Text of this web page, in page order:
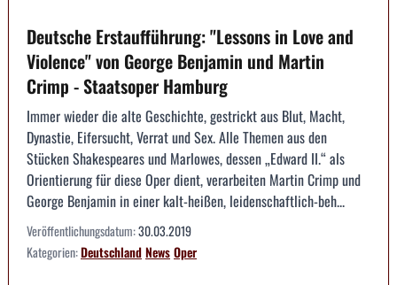
Deutsche Erstaufführung: "Lessons in Love and
Violence" von George Benjamin und Martin
Crimp - Staatsoper Hamburg
Immer wieder die alte Geschichte, gestrickt aus Blut, Macht,
Dynastie, Eifersucht, Verrat und Sex. Alle Themen aus den
Stücken Shakespeares und Marlowes, dessen „Edward II.“ als
Orientierung für diese Oper dient, verarbeiten Martin Crimp und
George Benjamin in einer kalt-heißen, leidenschaftlich-beh...
Veröffentlichungsdatum:30.03.2019
Kategorien:DeutschlandNewsOper